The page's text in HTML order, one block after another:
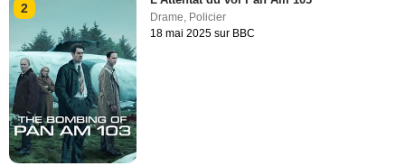
2
Drame, Policier
18 mai 2025 sur BBC